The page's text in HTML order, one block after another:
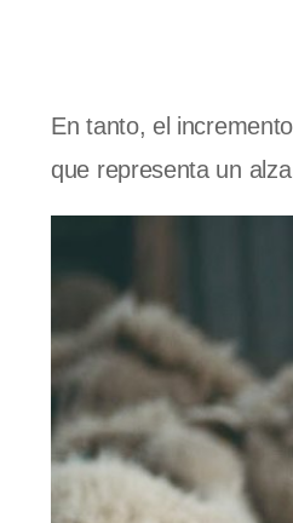
En tanto, el
que representa un